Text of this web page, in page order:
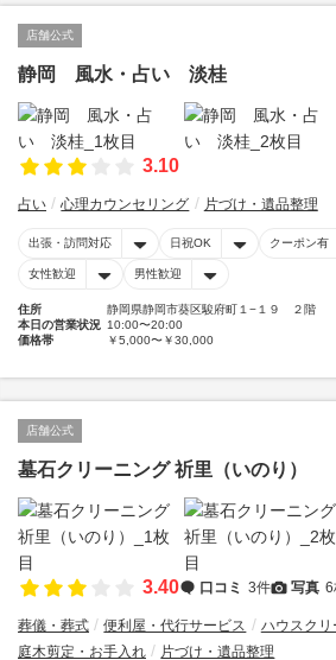
店舗公式
静岡 風水・占い 淡桂
3.10
占い 心理カウンセリング 片づけ・遺品整理
出張・訪問対応 日祝OK クーポン有
女性歓迎 男性歓迎
住所
静岡県静岡市葵区駿府町１−１９ ２階
本日の営業状況 10:00〜20:00
価格帯
￥5,000〜￥30,000
店舗公式
墓石クリーニング 祈里（いのり）
3.40 口コミ 3件 写真 6
葬儀・葬式 便利屋・代行サービス
ハウスクリ
庭木剪定・お手入れ
片づけ・遺品整理